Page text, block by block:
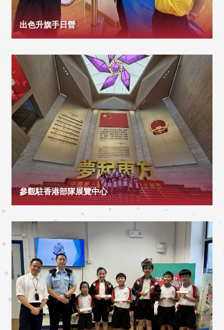
出色升旗手日營
參觀駐香港部隊展覽中心